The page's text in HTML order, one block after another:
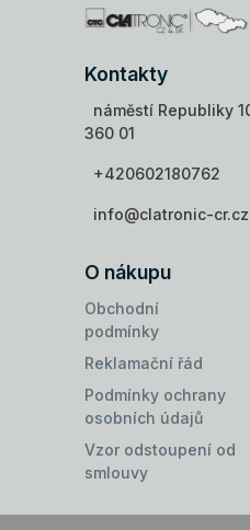
Kontakty
náměstí Republiky
360 01
+420602180762
info@clatronic-cr.cz
O nákupu
Obchodní
podmínky
Reklamační řád
Podmínky ochrany
osobních údajů
Vzor odstoupení od
smlouvy